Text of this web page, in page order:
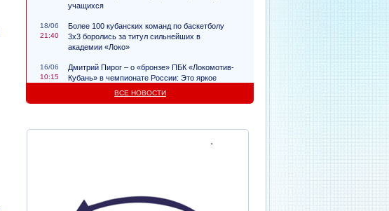
учащихся
18/06
21:40
Более 100 кубанских команд по баскетболу
3х3 боролись за титул сильнейших в
академии «Локо»
16/06
10:15
Дмитрий Пирог – о «бронзе» ПБК «Локомотив-
Кубань» в чемпионате России: Это яркое
ВСЕ НОВОСТИ